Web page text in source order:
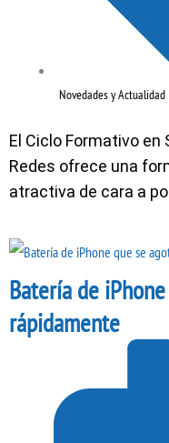
Novedades y Actualidad
El Ciclo Formativo
Redes ofrece una
atractiva de cara a
Batería de
rápidamente